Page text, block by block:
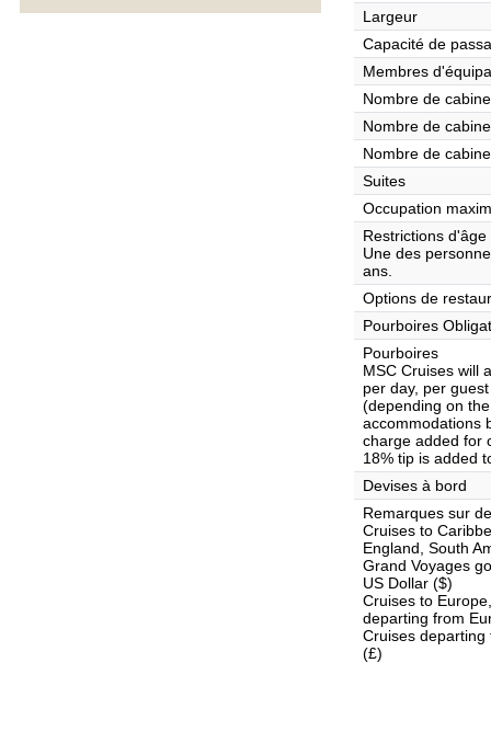
Largeur
Capacité de
Membres
Nombre de
Nombre de
Nombre de
Suites
Occupation
Restrictions d'âge
Une des
ans.
Options de
Pourboires
Pourboires
MSC Cruises will
per day, per
(depending on
accommodations
charge added for
18% tip is added
Devises à bord
Remarques sur
Cruises to
England, South
Grand Voyages
US Dollar ($)
Cruises to
departing from
Cruises departing
(£)